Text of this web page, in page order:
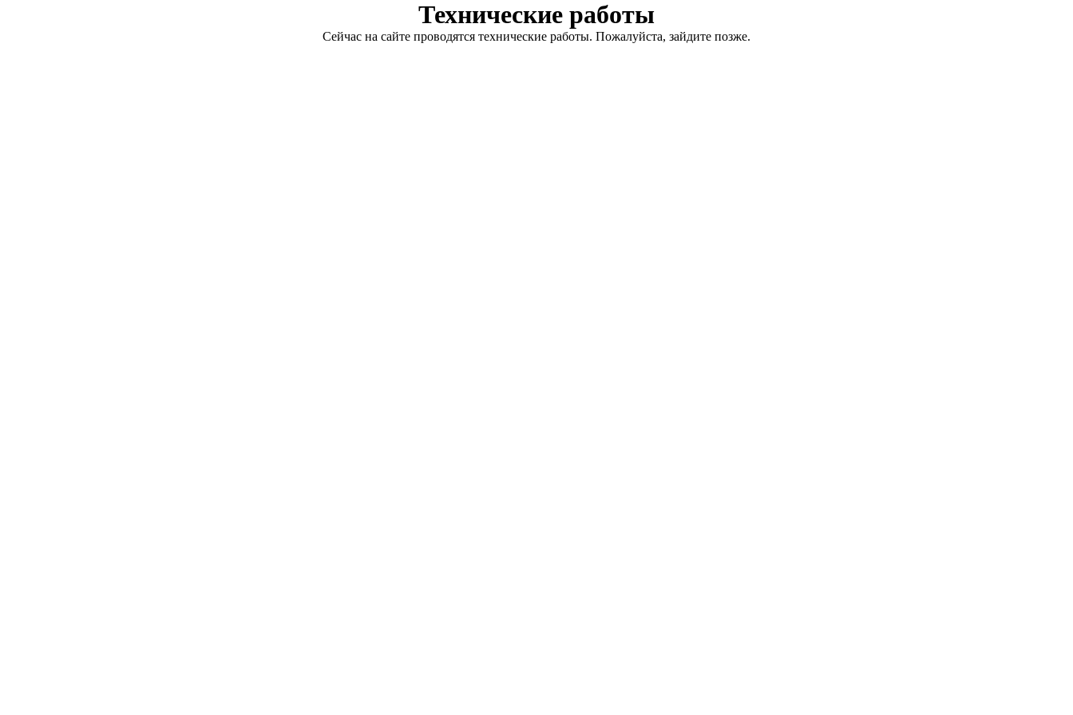
Технические работы
Сейчас на сайте проводятся технические работы. Пожалуйста, зайдите позже.